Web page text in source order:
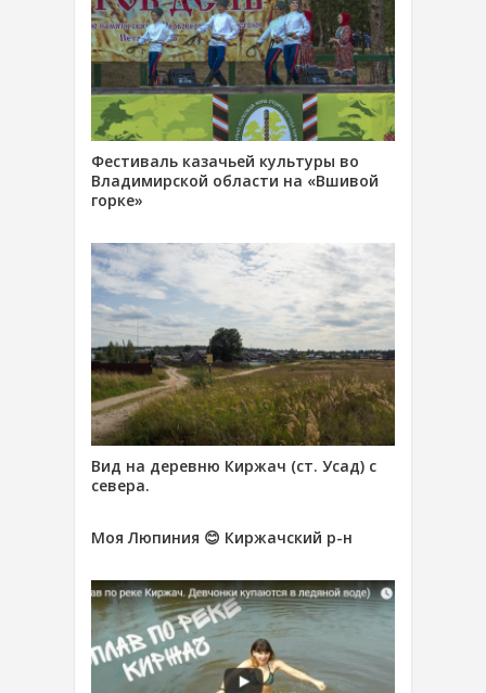
Фестиваль казачьей культуры во
Владимирской области на «Вшивой
горке»
Вид на деревню Киржач (ст. Усад) с
севера.
Моя Люпиния 😊 Киржачский р-н